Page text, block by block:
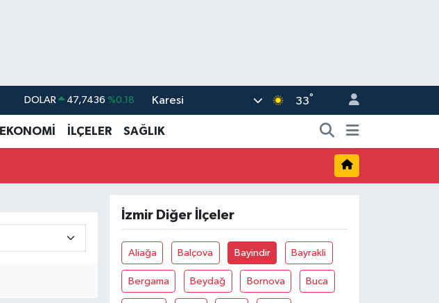
DOLAR 47,7436 %0.18
EURO 55,2510 %0.32
STERLİN 64,4811 %0.38
BITCOIN 64.944,08
Karesi 33°
EKONOMİ İLÇELER SAĞLIK
İzmir Diğer İlçeler
Aliağa Balçova Bayindir Bayrakli
Bergama Beydağ Bornova Buca